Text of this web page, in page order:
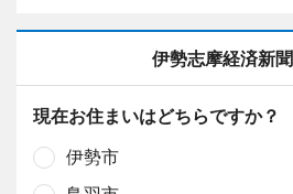
伊勢志摩経済新
現在お住まいはどちらですか？
伊勢市